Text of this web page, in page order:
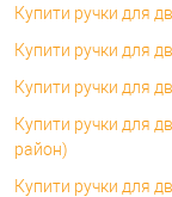
Купити ручки для
Купити ручки для
Купити ручки для
Купити ручки для
район)
Купити ручки для